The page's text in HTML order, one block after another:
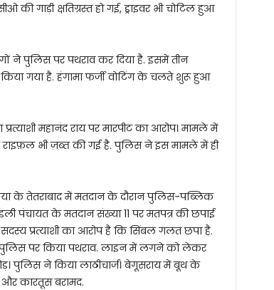
गाड़ी क्षतिग्रस्त हो गई, ड्राइवर भी चोटिल हुआ
ने पुलिस पर पथराव कर दिया है. इसमें तीन
गया है. हंगामा फर्जी वोटिंग के चलते शुरू हुआ
महानंद राय पर मारपीट का आरोप। मामले में
भी ज़ब्त की गई है. पुलिस ने इस मामले में ही
के तेतराबाद में मतदान के दौरान पुलिस-पब्लिक
पंचायत के मतदान संख्या 11 पर मतपत्र की छपाई
प्रत्याशी का आरोप है कि सिंबल गलत छपा है.
पर किया पथराव. लाइन में लगने को लेकर
पुलिस ने किया लाठीचार्ज। बेगूसराय में बूथ के
कारतूस बरामद.